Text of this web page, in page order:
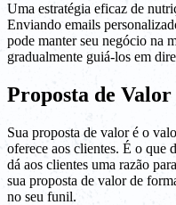
Uma estratégia eficaz de
Enviando emails
pode manter seu negócio na
gradualmente guiá-los em
Proposta de Valor
Sua proposta de valor é o
oferece aos clientes. É o que
dá aos clientes uma razão
sua proposta de valor de
no seu funil.